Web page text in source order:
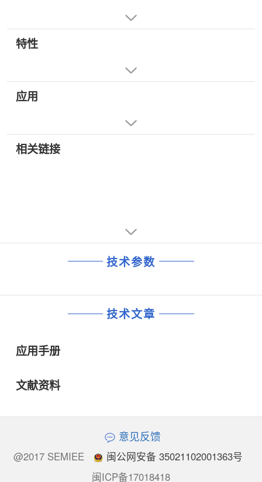
特性
应用
相关链接
技术参数
技术文章
应用手册
文献资料
意见反馈
@2017 SEMIEE
闽公网安备 35021102001363号
闽ICP备17018418